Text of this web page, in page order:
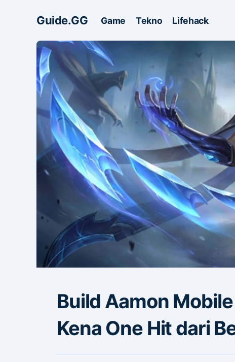
Guide.GG Game Tekno Lifehack
Build Aamon
Kena One Hit dari